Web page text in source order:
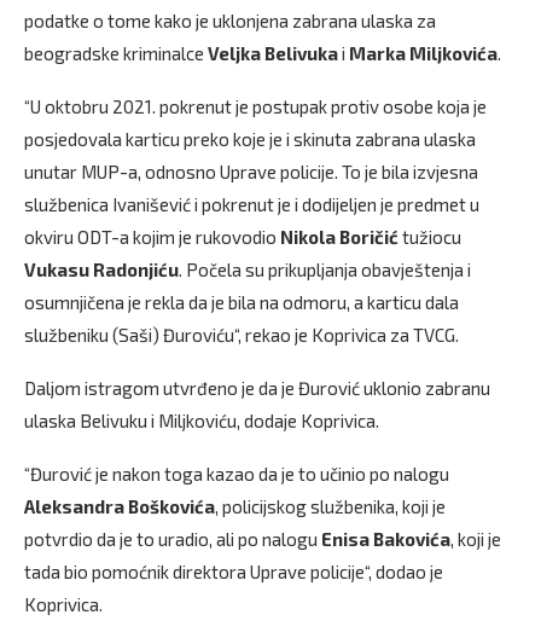
podatke o tome kako je uklonjena zabrana ulaska za
beogradske kriminalce Veljka Belivukai Marka Miljkovića.
“U oktobru 2021. pokrenut je postupak protiv osobe koja je
posjedovala karticu preko koje je i skinuta zabrana ulaska
unutar MUP-a, odnosno Uprave policije. To je bila izvjesna
službenica Ivanišević i pokrenut je i dodijeljen je predmet u
okviru ODT-a kojim je rukovodio Nikola Boričić tužiocu
Vukasu Radonjiću. Počela su prikupljanja obavještenja i
osumnjičena je rekla da je bila na odmoru, a karticu dala
službeniku (Saši) Đuroviću“, rekao je Koprivica za TVCG.
Daljom istragom utvrđeno je da je Đurović uklonio zabranu
ulaska Belivuku i Miljkoviću, dodaje Koprivica.
“Đurović je nakon toga kazao da je to učinio po nalogu
Aleksandra Boškovića, policijskog službenika, koji je
potvrdio da je to uradio, ali po nalogu Enisa Bakovića, koji je
tada bio pomoćnik direktora Uprave policije“, dodao je
Koprivica.